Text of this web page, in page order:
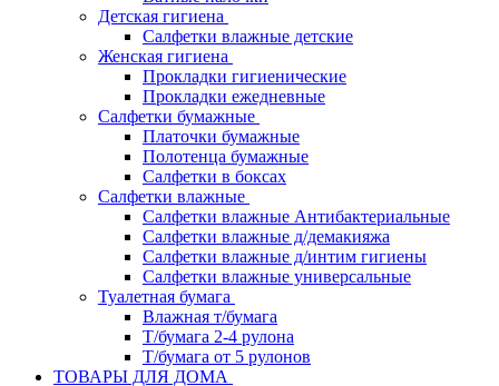
Детская гигиена
Салфетки влажные детские
Женская гигиена
Прокладки гигиенические
Прокладки ежедневные
Салфетки бумажные
Платочки бумажные
Полотенца бумажные
Салфетки в боксах
Салфетки влажные
Салфетки влажные Антибактериальные
Салфетки влажные д/демакияжа
Салфетки влажные д/интим гигиены
Салфетки влажные универсальные
Туалетная бумага
Влажная т/бумага
Т/бумага 2-4 рулона
Т/бумага от 5 рулонов
ТОВАРЫ ДЛЯ ДОМА